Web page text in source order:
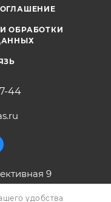
ОБРАБОТКИ
44
9
удобства